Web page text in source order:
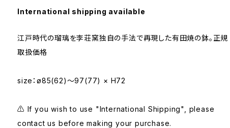
International shipping available
江戸時代の瑠璃を李荘窯独自の手法で再現した有田焼の鉢。正規
取扱価格
size：ø85(62)〜97(77) × H72
⚠️ If you wish to use "International Shipping", please
contact us before making your purchase.